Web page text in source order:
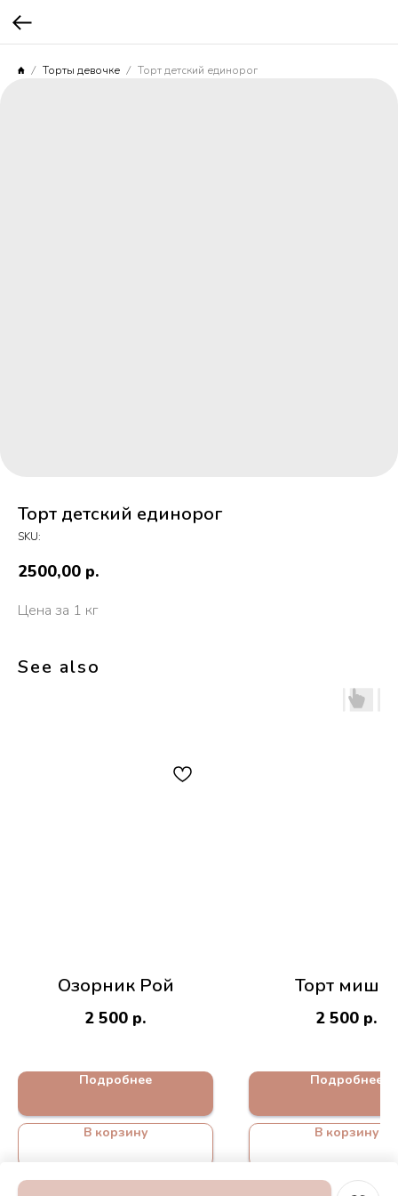
Торты девочке Торт детский единорог
Торт детский единорог
SKU:
2500,00 р.
Цена за 1 кг
See also
Озорник Рой
2 500 р.
Подробнее
В корзину
Торт мишка
2 500 р.
Подробнее
В корзину